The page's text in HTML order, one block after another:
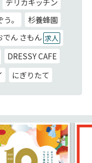
。
杉養蜂園
でん さもん 求人
DRESSY CAFE
にぎりたて